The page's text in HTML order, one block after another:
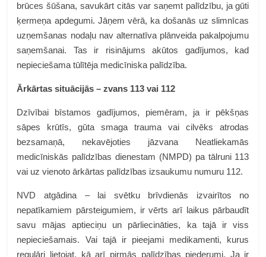
brūces šūšana, savukārt citās var saņemt palīdzību, ja gūti
ķermeņa apdegumi. Jāņem vērā, ka došanās uz slimnīcas
uzņemšanas nodaļu nav alternatīva plānveida pakalpojumu
saņemšanai. Tas ir risinājums akūtos gadījumos, kad
nepieciešama tūlītēja medicīniska palīdzība.
Ārkārtas situācijās – zvans 113 vai 112
Dzīvībai bīstamos gadījumos, piemēram, ja ir pēkšņas
sāpes krūtīs, gūta smaga trauma vai cilvēks atrodas
bezsamaņā, nekavējoties jāzvana Neatliekamās
medicīniskās palīdzības dienestam (NMPD) pa tālruni 113
vai uz vienoto ārkārtas palīdzības izsaukumu numuru 112.
NVD atgādina – lai svētku brīvdienās izvairītos no
nepatīkamiem pārsteigumiem, ir vērts arī laikus pārbaudīt
savu mājas aptieciņu un pārliecināties, ka tajā ir viss
nepieciešamais. Vai tajā ir pieejami medikamenti, kurus
regulāri lietojat, kā arī pirmās palīdzības piederumi. Ja ir